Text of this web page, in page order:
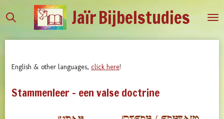
direct
JaïrBijbelstudies
English & other languages, click here!
Stammenleer - een valse doctrine